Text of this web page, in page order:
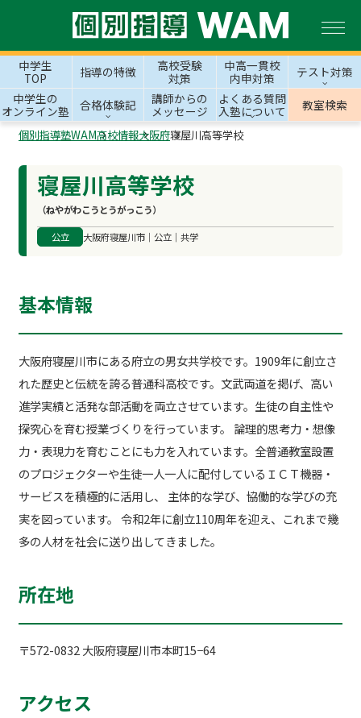
中学生
TOP
指導の特徴
高校受験
対策
中高一貫校
内申対策
テスト対策
中学生の
オンライン塾
合格体験記
講師からの
メッセージ
よくある質問
入塾について
教室検索
個別指導塾WAM高校情報大阪府寝屋川高等学校
寝屋川高等学校
（ねやがわこうとうがっこう）
公立 大阪府寝屋川市｜公立｜共学
基本情報
大阪府寝屋川市にある府立の男女共学校です。1909年に創立さ
れた歴史と伝統を誇る普通科高校です。文武両道を掲げ、高い
進学実績と活発な部活動を両立させています。生徒の自主性や
探究心を育む授業づくりを行っています。 論理的思考力・想像
力・表現力を育むことにも力を入れています。全普通教室設置
のプロジェクターや生徒一人一人に配付しているＩＣＴ機器・
サービスを積極的に活用し、 主体的な学び、協働的な学びの充
実を図っています。 令和2年に創立110周年を迎え、これまで幾
多の人材を社会に送り出してきました。
所在地
〒572-0832 大阪府寝屋川市本町15−64
アクセス